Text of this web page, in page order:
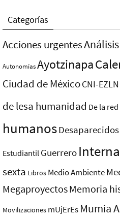
Categorías
Acciones urgentesAnálisis
AutonomíasAyotzinapa
Ciudad de MéxicoCNI-EZLN
de lesa humanidad De la red
humanosDesaparecidos
Estudiantil Guerrero
sexta Libros Medio Ambiente
MegaproyectosMemoria
Movilizaciones mUjErEs Mumia